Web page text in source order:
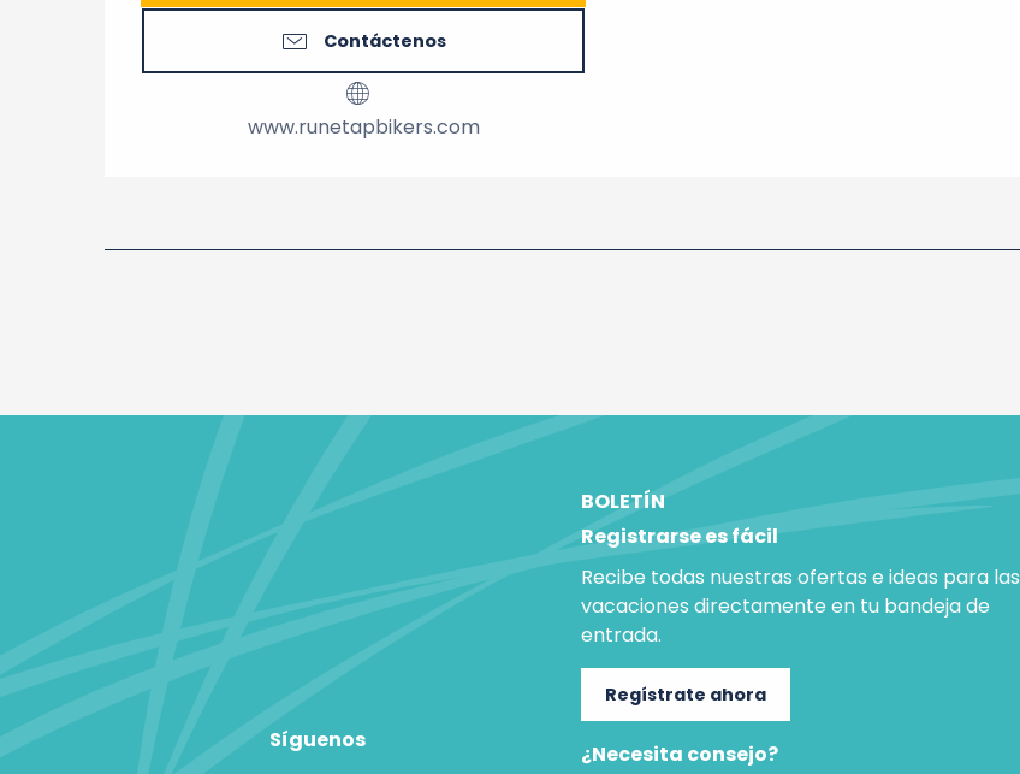
Contáctenos
www.runetapbikers.com
Síguenos
BOLETÍN
Registrarse es fácil
Recibe todas nuestras ofertas e ideas para las
vacaciones directamente en tu bandeja de
entrada.
Regístrate ahora
¿Necesita consejo?